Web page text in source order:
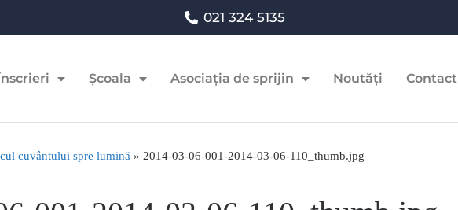
021 324 5135
Școala Asociația de sprijin Noutăți Contact
cuvântului spre lumină » 2014-03-06-001-2014-03-06-110_thumb.jpg